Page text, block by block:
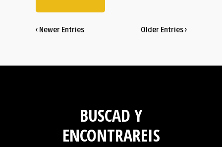
Older Entries ›
‹ Newer Entries
BUSCAD Y
ENCONTRAREIS